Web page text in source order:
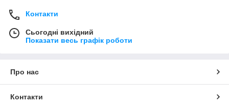
Контакти
Сьогодні вихідний
Показати весь графік роботи
Про нас
Контакти